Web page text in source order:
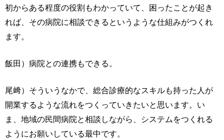
初からある程度の役割もわかっていて、困ったことが起き
れば、その病院に相談できるというような仕組みがつくれ
ます。
飯田）病院との連携もできる。
尾﨑）そういうなかで、総合診療的なスキルも持った人が
開業するような流れをつくっていきたいと思います。い
ま、地域の民間病院と相談しながら、システムをつくれる
ようにお願いしている最中です。